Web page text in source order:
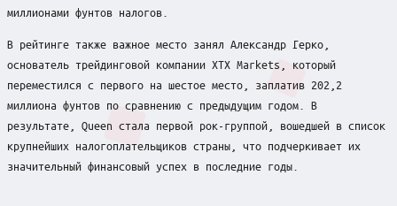
миллионами фунтов налогов.
В рейтинге также важное место занял Александр Герко,
основатель трейдинговой компании XTX Markets, который
переместился с первого на шестое место, заплатив 202,2
миллиона фунтов по сравнению с предыдущим годом. В
результате, Queen стала первой рок-группой, вошедшей в список
крупнейших налогоплательщиков страны, что подчеркивает их
значительный финансовый успех в последние годы.